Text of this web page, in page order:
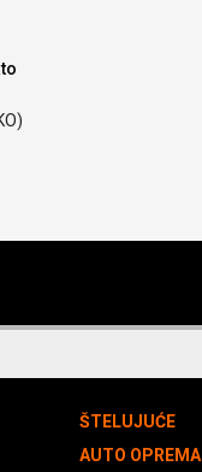
ŠTELUJUĆE
AUTO OPREMA